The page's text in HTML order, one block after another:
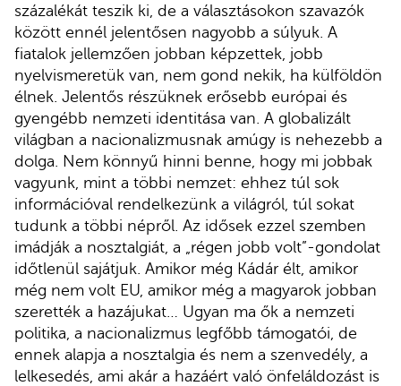
százalékát teszik ki, de a választásokon szavazók
között ennél jelentősen nagyobb a súlyuk. A
fiatalok jellemzően jobban képzettek, jobb
nyelvismeretük van, nem gond nekik, ha külföldön
élnek. Jelentős részüknek erősebb európai és
gyengébb nemzeti identitása van. A globalizált
világban a nacionalizmusnak amúgy is nehezebb a
dolga. Nem könnyű hinni benne, hogy mi jobbak
vagyunk, mint a többi nemzet: ehhez túl sok
információval rendelkezünk a világról, túl sokat
tudunk a többi népről. Az idősek ezzel szemben
imádják a nosztalgiát, a „régen jobb volt”-gondolat
időtlenül sajátjuk. Amikor még Kádár élt, amikor
még nem volt EU, amikor még a magyarok jobban
szerették a hazájukat… Ugyan ma ők a nemzeti
politika, a nacionalizmus legfőbb támogatói, de
ennek alapja a nosztalgia és nem a szenvedély, a
lelkesedés, ami akár a hazáért való önfeláldozást is